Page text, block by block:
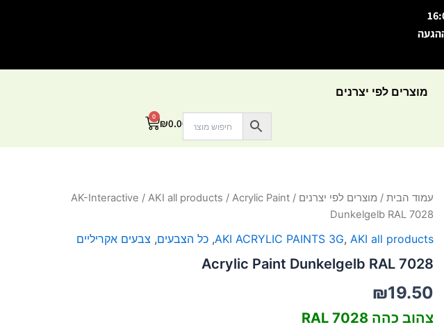
מוצרים לפי יצרנים
₪0.00
0
עגלת
עמוד הבית / מוצרים לפי יצרנים /
AK-Interactive / AKI all products / Acrylic Paint
Dunkelgelb RAL 7028
AKI ACRYLIC PAINTS 3G, AKI all products
, כל הצבעים, צבעים אקריליים
Acrylic Paint Dunkelgelb RAL 7028
₪19.50
צהוב כהה RAL 7028
כמות
של
Paint
RAL